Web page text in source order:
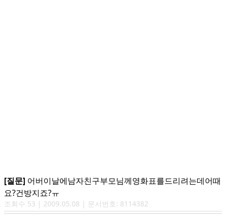
[질문] 어버이날에남자친구부모님께영화표를드리려는데어때
요?건방지죠?ㅠ
조회수 53 | 2009.05.08 | 문서번호: 8114382